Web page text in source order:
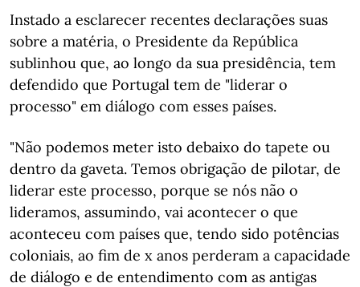
Instado a esclarecer recentes declarações suas
sobre a matéria, o Presidente da República
sublinhou que, ao longo da sua presidência, tem
defendido que Portugal tem de "liderar o
processo" em diálogo com esses países.
"Não podemos meter isto debaixo do tapete ou
dentro da gaveta. Temos obrigação de pilotar, de
liderar este processo, porque se nós não o
lideramos, assumindo, vai acontecer o que
aconteceu com países que, tendo sido potências
coloniais, ao fim de x anos perderam a capacidade
de diálogo e de entendimento com as antigas